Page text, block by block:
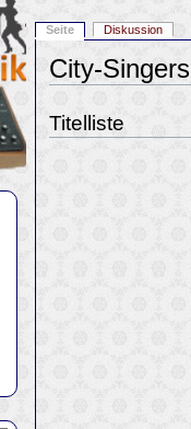
City-Singers
Titelliste
Seite Diskussion